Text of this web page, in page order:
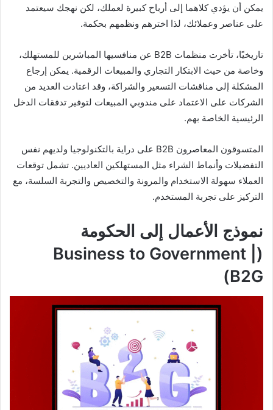
يمكن أن يؤدي كلاهما إلى أرباح كبيرة لعملك، لكن نهجك سيعتمد
على عناصر وعملائك، لذا اخترهم ونظمهم بحكمة.
تاريخيًا، تأخرت منظمات B2B عن منافسيها المباشرين للمستهلك،
وخاصة من حيث الابتكار التجاري والمبيعات الرقمية. يمكن إرجاع
المشكلة إلى مناقشات التسعير والشراكة، وقد اعتادت العديد من
الشركات على الاعتماد على مندوبي المبيعات لتوفير تدفقات الدخل
الرئيسية الخاصة بهم.
المتسوقون المعاصرون B2B على دراية بالتكنولوجيا ولديهم نفس
التفضيلات وأنماط الشراء مثل المستهلكين العاديين. تشمل توقعات
العملاء سهولة الاستخدام والمرونة والتخصيص والتجربة السلسة، مع
التركيز على تجربة المستخدم.
نموذج الأعمال إلى الحكومة
(Business to Government |
B2G)